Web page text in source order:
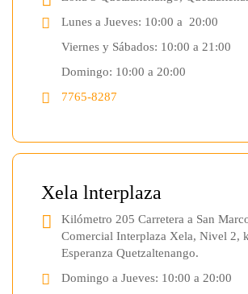
Lunes a Jueves: 10:00 a 20:00
Viernes y Sábados: 10:00 a 21:00
Domingo: 10:00 a 20:00
7765-8287
Xela lnterplaza
Kilómetro 205 Carretera a San
Comercial Interplaza Xela, Nivel 2,
Esperanza Quetzaltenango.
Domingo a Jueves: 10:00 a 20:00